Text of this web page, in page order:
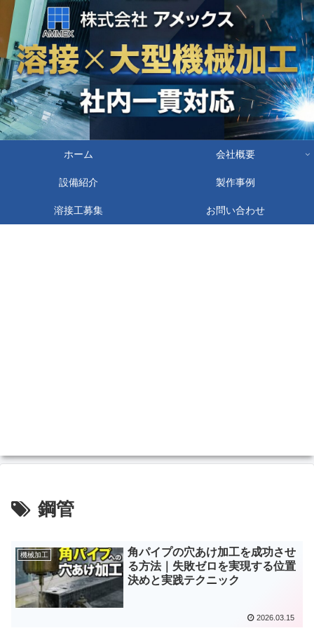
ホーム 会社概要
設備紹介 製作事例
溶接工募集 お問い合わせ
鋼管
機械加工
角パイプの穴あけ加工を成功させ
る方法｜失敗ゼロを実現する位置
決めと実践テクニック
2026.03.15